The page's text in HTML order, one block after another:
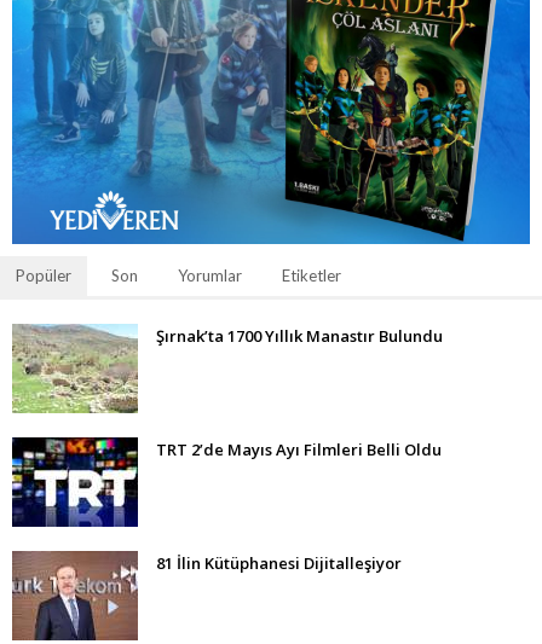
Popüler Son Yorumlar Etiketler
Şırnak’ta 1700 Yıllık Manastır Bulundu
TRT 2’de Mayıs Ayı Filmleri Belli Oldu
81 İlin Kütüphanesi Dijitalleşiyor